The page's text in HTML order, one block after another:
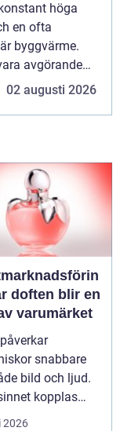
höga
en ofta
byggvärme.
avgörande
02 augusti 2026
varumärket
snabbare
bild och ljud.
kopplas
till hjärnans
2026